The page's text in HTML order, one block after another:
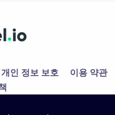
개인 정보 보호
이용 약관